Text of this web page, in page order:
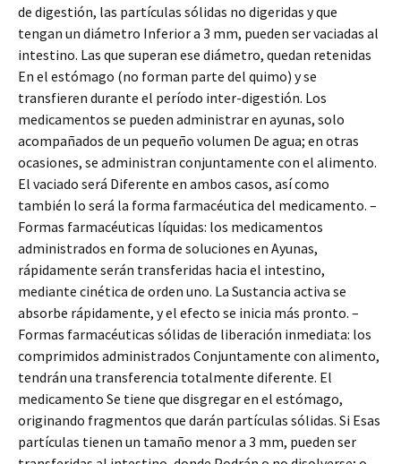
de digestión, las partículas sólidas no digeridas y que
tengan un diámetro Inferior a 3 mm, pueden ser vaciadas al
intestino. Las que superan ese diámetro, quedan retenidas
En el estómago (no forman parte del quimo) y se
transfieren durante el período inter-digestión. Los
medicamentos se pueden administrar en ayunas, solo
acompañados de un pequeño volumen De agua; en otras
ocasiones, se administran conjuntamente con el alimento.
El vaciado será Diferente en ambos casos, así como
también lo será la forma farmacéutica del medicamento. –
Formas farmacéuticas líquidas: los medicamentos
administrados en forma de soluciones en Ayunas,
rápidamente serán transferidas hacia el intestino,
mediante cinética de orden uno. La Sustancia activa se
absorbe rápidamente, y el efecto se inicia más pronto. –
Formas farmacéuticas sólidas de liberación inmediata: los
comprimidos administrados Conjuntamente con alimento,
tendrán una transferencia totalmente diferente. El
medicamento Se tiene que disgregar en el estómago,
originando fragmentos que darán partículas sólidas. Si Esas
partículas tienen un tamaño menor a 3 mm, pueden ser